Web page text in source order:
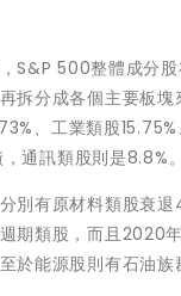
S&P 500整體成分
拆分成各個主要板
、工業類股
通訊類股則是8.8%。
別有原材料類股衰
期類股，而且2020
於能源股則有石油族